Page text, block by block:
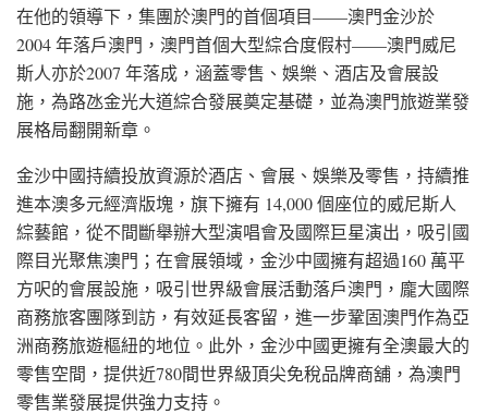
在他的領導下，集團於澳門的首個項目——澳門金沙於
2004 年落戶澳門，澳門首個大型綜合度假村——澳門威尼
斯人亦於2007 年落成，涵蓋零售、娛樂、酒店及會展設
施，為路氹金光大道綜合發展奠定基礎，並為澳門旅遊業發
展格局翻開新章。
金沙中國持續投放資源於酒店、會展、娛樂及零售，持續推
進本澳多元經濟版塊，旗下擁有 14,000 個座位的威尼斯人
綜藝館，從不間斷舉辦大型演唱會及國際巨星演出，吸引國
際目光聚焦澳門；在會展領域，金沙中國擁有超過160 萬平
方呎的會展設施，吸引世界級會展活動落戶澳門，龐大國際
商務旅客團隊到訪，有效延長客留，進一步鞏固澳門作為亞
洲商務旅遊樞紐的地位。此外，金沙中國更擁有全澳最大的
零售空間，提供近780間世界級頂尖免稅品牌商舖，為澳門
零售業發展提供強力支持。